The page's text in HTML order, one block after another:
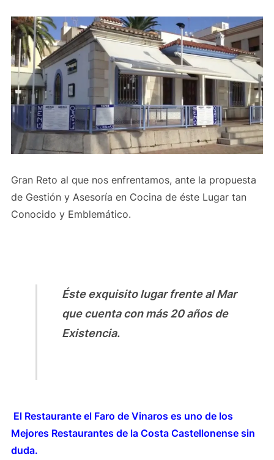
Gran Reto al que nos enfrentamos, ante la propuesta
de Gestión y Asesoría en Cocina de éste Lugar tan
Conocido y Emblemático.
Éste exquisito lugar frente al Mar
que cuenta con más 20 años de
Existencia.
El Restaurante el Faro de Vinaros es uno de los
Mejores Restaurantes de la Costa Castellonense sin
duda.